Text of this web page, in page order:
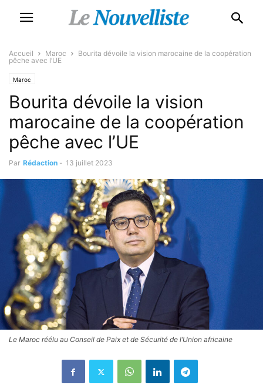
Accueil Maroc
Bourita dévoile la vision marocaine de la coopération
pêche avec l’UE
Maroc
Bourita dévoile la vision
marocaine de la coopération
pêche avec l’UE
Par Rédaction - 13 juillet 2023
Le Maroc réélu au Conseil de Paix et de Sécurité de l’Union africaine